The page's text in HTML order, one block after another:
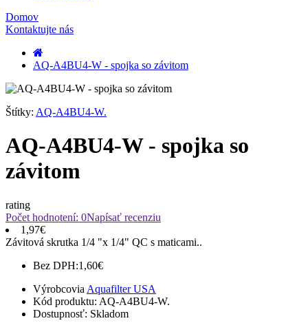
Domov
Kontaktujte nás
AQ-A4BU4-W - spojka so závitom
Štítky: AQ-A4BU4-W.
AQ-A4BU4-W - spojka so
závitom
rating
Počet hodnotení: 0Napísať recenziu
1,97€
Závitová skrutka 1/4 "x 1/4" QC s maticami..
Bez DPH:1,60€
Výrobcovia Aquafilter USA
Kód produktu: AQ-A4BU4-W.
Dostupnosť: Skladom